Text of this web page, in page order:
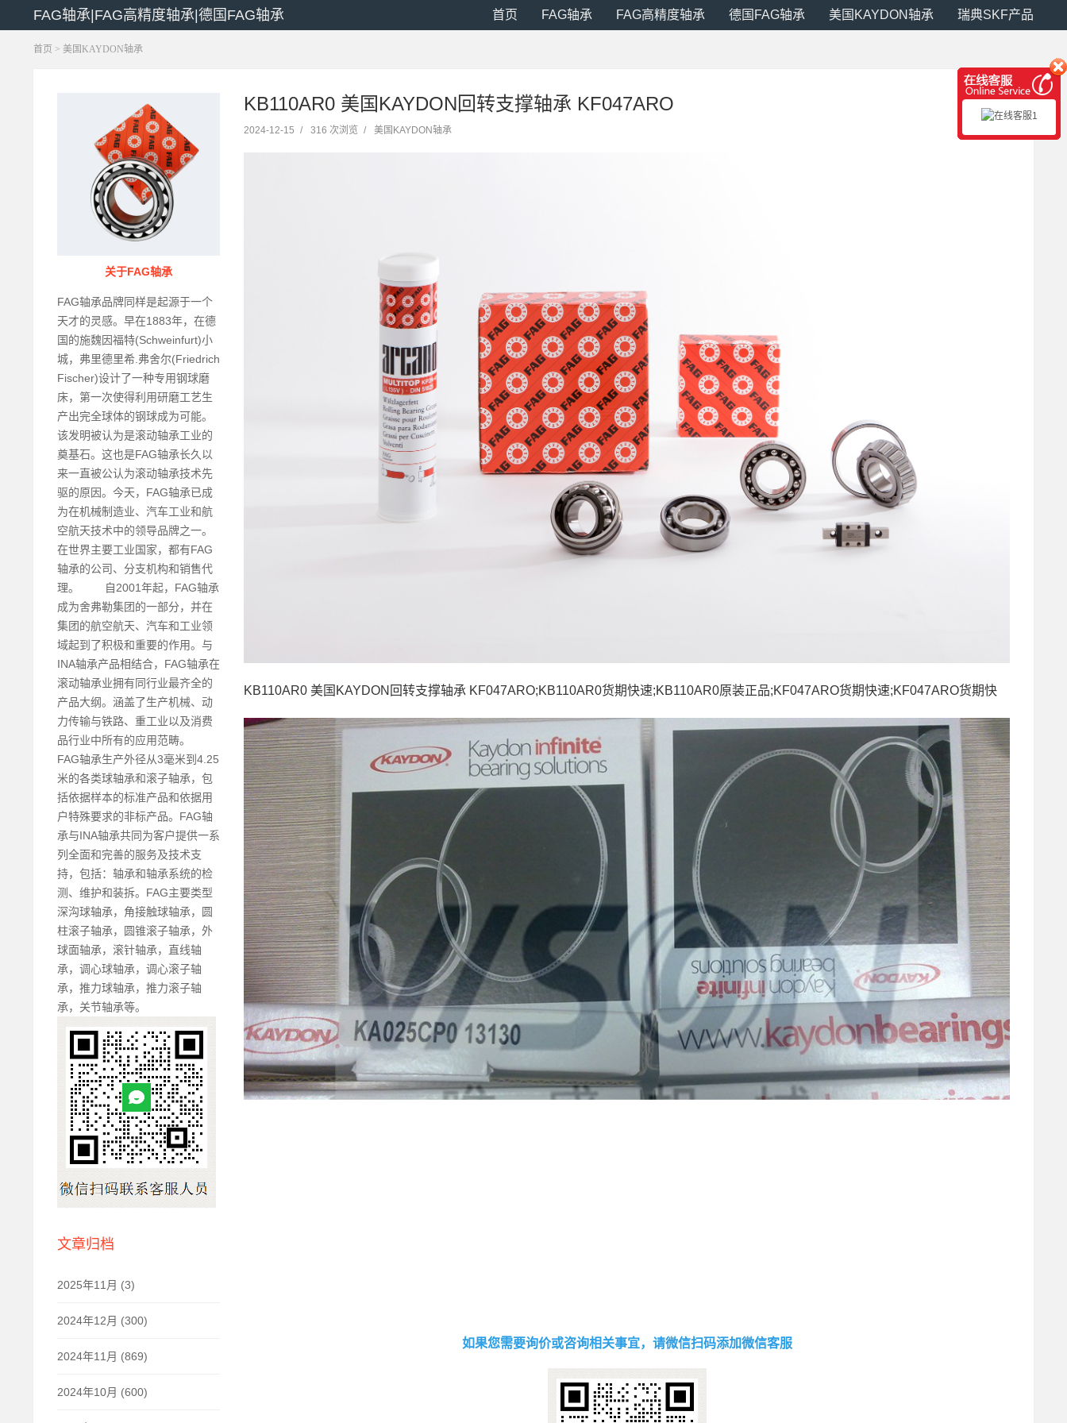
FAG轴承|FAG高精度轴承|德国FAG轴承 首页 FAG轴承 FAG高精度轴承 德国FAG轴承 美国KAYDON轴承 瑞典SKF产品
首页 > 美国KAYDON轴承
关于FAG轴承
FAG轴承品牌同样是起源于一个
天才的灵感。早在1883年，在德
国的施魏因福特(Schweinfurt)小
城，弗里德里希.弗舍尔(Friedrich
Fischer)设计了一种专用钢球磨
床，第一次使得利用研磨工艺生
产出完全球体的钢球成为可能。
该发明被认为是滚动轴承工业的
奠基石。这也是FAG轴承长久以
来一直被公认为滚动轴承技术先
驱的原因。今天，FAG轴承已成
为在机械制造业、汽车工业和航
空航天技术中的领导品牌之一。
在世界主要工业国家，都有FAG
轴承的公司、分支机构和销售代
理。 自2001年起，FAG轴承
成为舍弗勒集团的一部分，并在
集团的航空航天、汽车和工业领
域起到了积极和重要的作用。与
INA轴承产品相结合，FAG轴承在
滚动轴承业拥有同行业最齐全的
产品大纲。涵盖了生产机械、动
力传输与铁路、重工业以及消费
品行业中所有的应用范畴。
FAG轴承生产外径从3毫米到4.25
米的各类球轴承和滚子轴承，包
括依据样本的标准产品和依据用
户特殊要求的非标产品。FAG轴
承与INA轴承共同为客户提供一系
列全面和完善的服务及技术支
持，包括：轴承和轴承系统的检
测、维护和装拆。FAG主要类型
深沟球轴承，角接触球轴承，圆
柱滚子轴承，圆锥滚子轴承，外
球面轴承，滚针轴承，直线轴
承，调心球轴承，调心滚子轴
承，推力球轴承，推力滚子轴
承，关节轴承等。
文章归档
2025年11月 (3)
2024年12月 (300)
2024年11月 (869)
2024年10月 (600)
KB110AR0 美国KAYDON回转支撑轴承 KF047ARO
2024-12-15 / 316 次浏览 / 美国KAYDON轴承
KB110AR0 美国KAYDON回转支撑轴承 KF047ARO;KB110AR0货期快速;KB110AR0原装正品;KF047ARO货期快速;KF047ARO货期快
如果您需要询价或咨询相关事宜，请微信扫码添加微信客服